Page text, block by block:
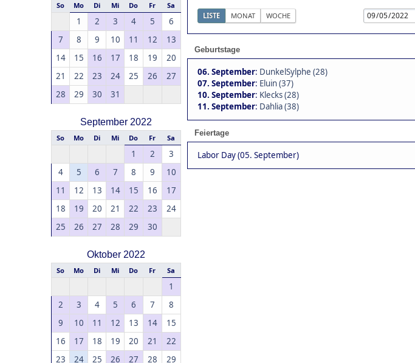
So Mo Di Mi Do Fr Sa
1 2 3 4 5
6
7
8 9 10 11 12
13
14
15 16 17 18 19
20
21
22 23 24 25 26
27
28
29 30 31
September 2022
So Mo Di Mi Do Fr Sa
1 2
3
4
5 6 7 8 9
10
11
12 13 14 15 16
17
18
19 20 21 22 23
24
25
26 27 28 29 30
Oktober 2022
So Mo Di Mi Do Fr Sa
1
2
3 4 5 6 7
8
9
10 11 12 13 14
15
16
17 18 19 20 21
22
23
24 25 26 27 28 29
LISTE MONAT WOCHE
Geburtstage
06. September: DunkelSylphe (28)
07. September: Eluin (37)
10. September: Klecks (28)
11. September: Dahlia (38)
Feiertage
Labor Day (05. September)